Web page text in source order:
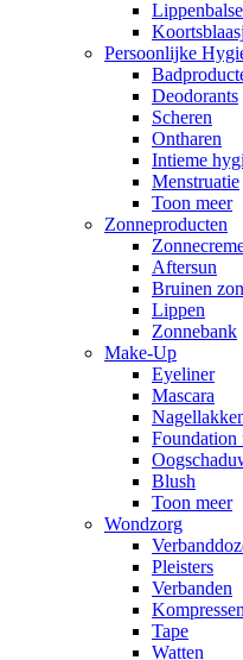
Persoonlijke
Deodorants
Scheren
Ontharen
Intieme
Menstruatie
Toon meer
Zonneproducten
Aftersun
Bruinen
Lippen
Zonnebank
Make-Up
Eyeliner
Mascara
Foundation
Blush
Toon meer
Wondzorg
Pleisters
Verbanden
Kompressen
Tape
Watten